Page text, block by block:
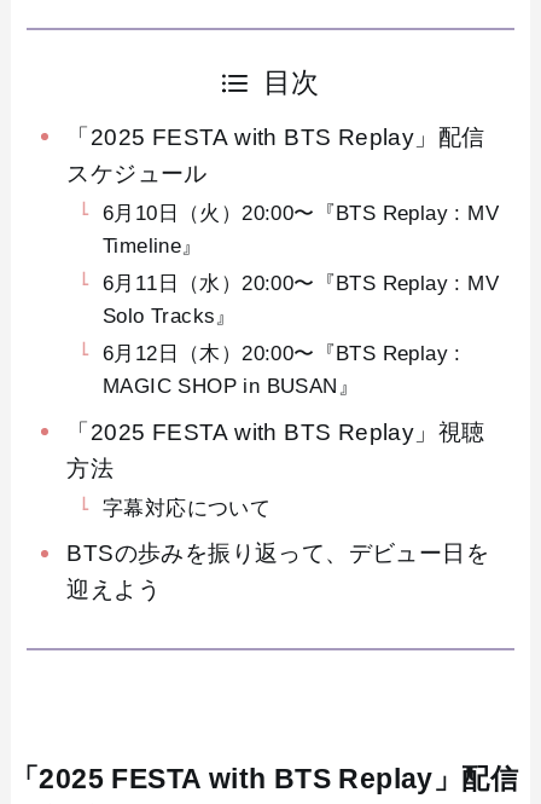
目次
「2025 FESTA with BTS Replay」配信
スケジュール
6月10日（火）20:00〜『BTS Replay : MV
Timeline』
6月11日（水）20:00〜『BTS Replay : MV
Solo Tracks』
6月12日（木）20:00〜『BTS Replay :
MAGIC SHOP in BUSAN』
「2025 FESTA with BTS Replay」視聴
方法
字幕対応について
BTSの歩みを振り返って、デビュー日を
迎えよう
「2025 FESTA with BTS Replay」配信